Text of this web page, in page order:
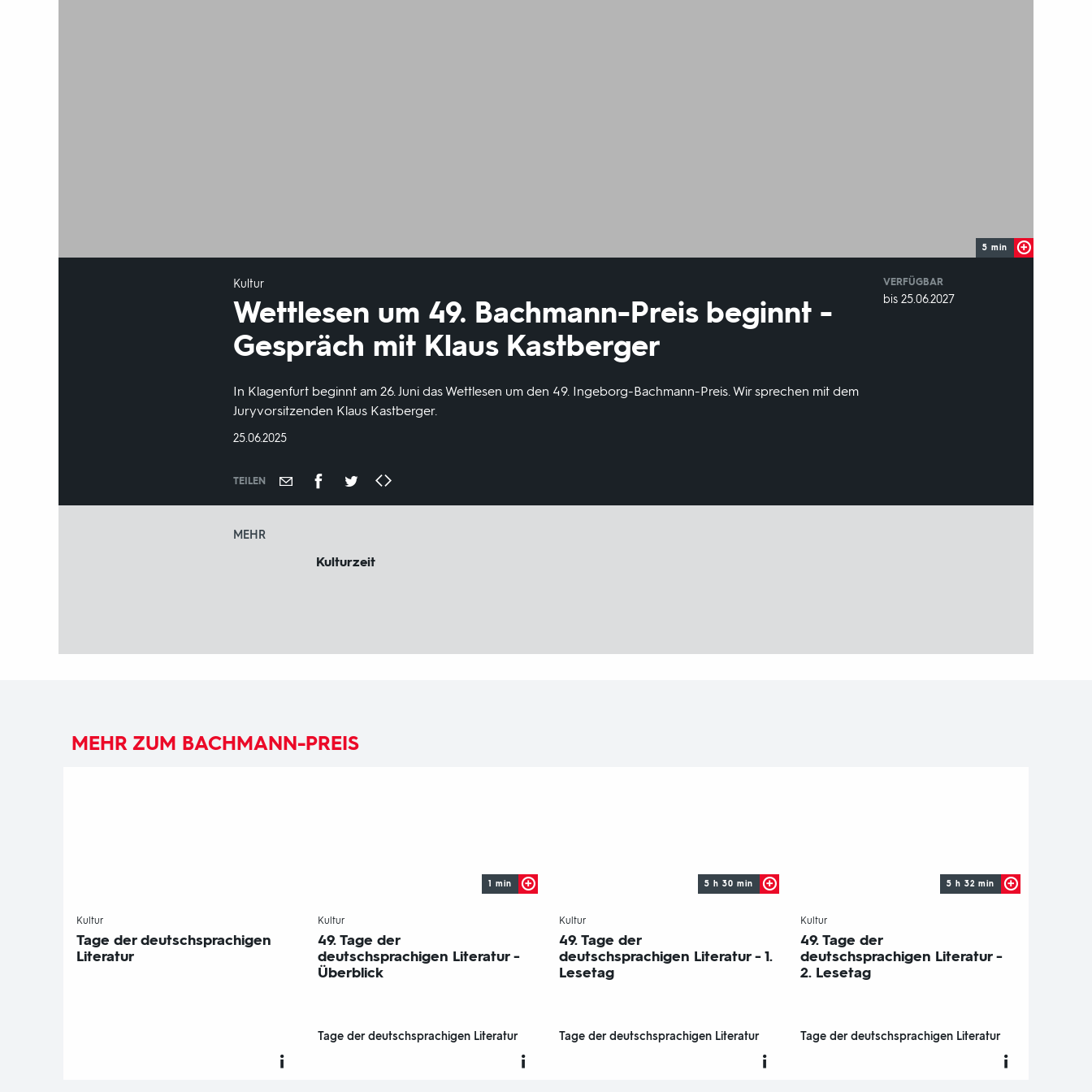
5 min
Kultur
Wettlesen um 49. Bachmann-Preis beginnt -
Gespräch mit Klaus Kastberger
In Klagenfurt beginnt am 26. Juni das Wettlesen um den 49. Ingeborg-Bachmann-Preis. Wir sprechen mit dem
Juryvorsitzenden Klaus Kastberger.
DATUM:
25.06.2025
TEILEN
VERFÜGBAR
weltweit
VERFÜGBAR
bis 25.06.2027
MEHR
Kulturzeit
MEHR ZUM BACHMANN-PREIS
Kultur
Tage der deutschsprachigen
Literatur
Kultur
49. Tage der
deutschsprachigen Literatur -
Überblick
Tage der deutschsprachigen Literatur
1 min
Kultur
49. Tage der
deutschsprachigen Literatur - 1.
Lesetag
Tage der deutschsprachigen Literatur
5 h 30 min
Kultur
49. Tage der
deutschsprachigen Literatur -
2. Lesetag
Tage der deutschsprachigen Literatur
5 h 32 min